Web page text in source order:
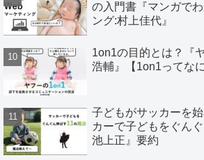
の入門書『マンガで
ング:村上佳代』
1on1の目的とは？『
浩輔』【1on1ってなに
子どもがサッカーを
カーで子どもをぐん
池上正』要約